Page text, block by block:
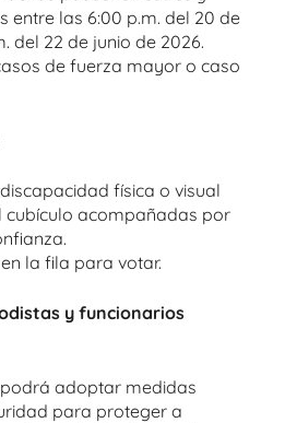
entre las 6:00 p.m. del 20 de
del 22 de junio de 2026.
de fuerza mayor o caso
física o visual
cubículo acompañadas por
la fila para votar.
y funcionarios
adoptar medidas
para proteger a